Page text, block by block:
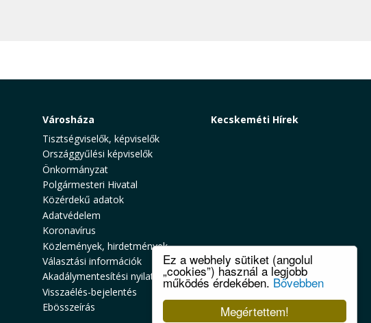
Megértettem!
Ez a webhely sütiket (angolul
„cookies”) használ a legjobb
működés érdekében. Bővebben
Városháza
Tisztségviselők, képviselők
Országgyűlési képviselők
Önkormányzat
Polgármesteri Hivatal
Közérdekű adatok
Adatvédelem
Koronavírus
Közlemények, hirdetmények
Választási információk
Akadálymentesítési nyilatkozat
Visszaélés-bejelentés
Ebösszeírás
Kecskeméti Hírek